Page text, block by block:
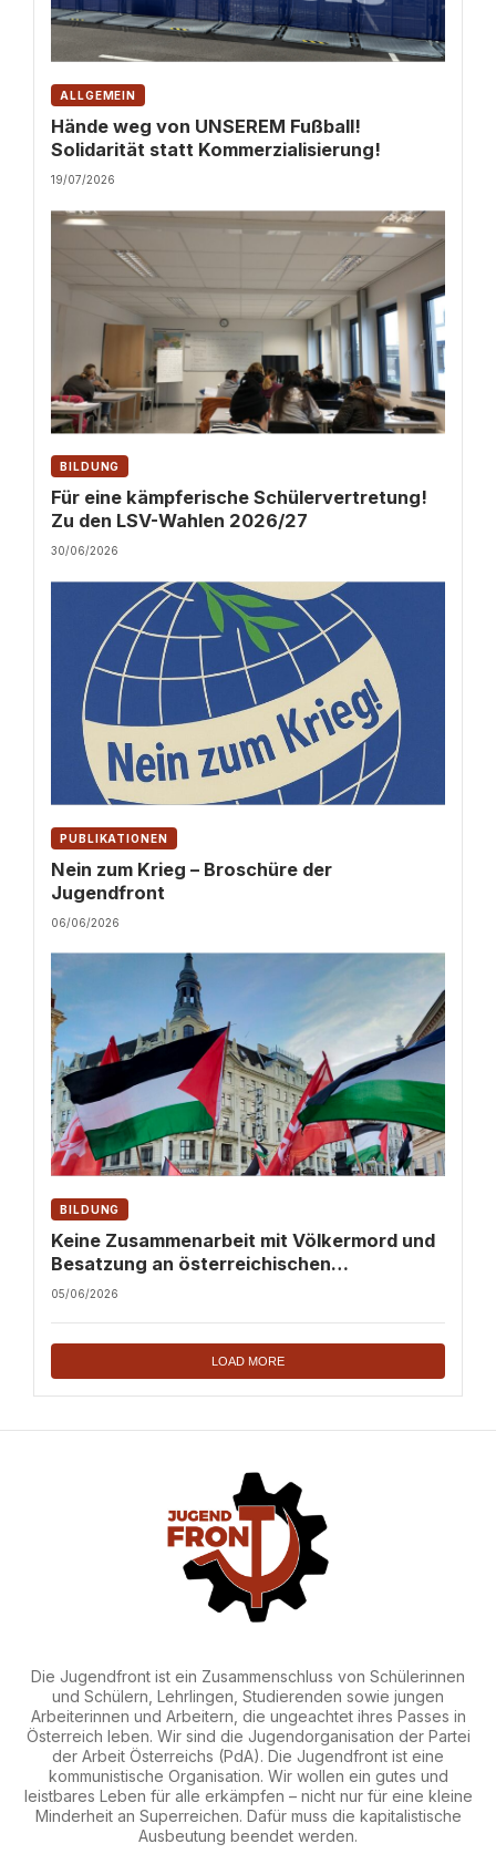
ALLGEMEIN
Hände weg von UNSEREM Fußball!
Solidarität statt Kommerzialisierung!
19/07/2026
BILDUNG
Für eine kämpferische Schülervertretung!
Zu den LSV-Wahlen 2026/27
30/06/2026
PUBLIKATIONEN
Nein zum Krieg – Broschüre der
Jugendfront
06/06/2026
BILDUNG
Keine Zusammenarbeit mit Völkermord und
Besatzung an österreichischen
Hochschulen!
05/06/2026
LOAD MORE
Die Jugendfront ist ein Zusammenschluss von Schülerinnen
und Schülern, Lehrlingen, Studierenden sowie jungen
Arbeiterinnen und Arbeitern, die ungeachtet ihres Passes in
Österreich leben. Wir sind die Jugendorganisation der Partei
der Arbeit Österreichs (PdA). Die Jugendfront ist eine
kommunistische Organisation. Wir wollen ein gutes und
leistbares Leben für alle erkämpfen – nicht nur für eine kleine
Minderheit an Superreichen. Dafür muss die kapitalistische
Ausbeutung beendet werden.